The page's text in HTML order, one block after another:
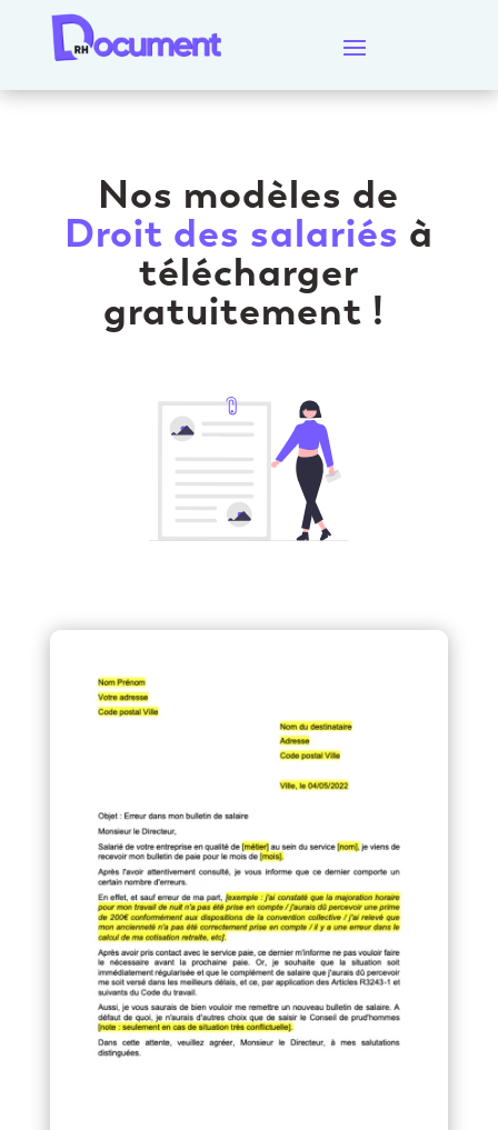
Nos modèles de
Droit des salariés à
télécharger
gratuitement !